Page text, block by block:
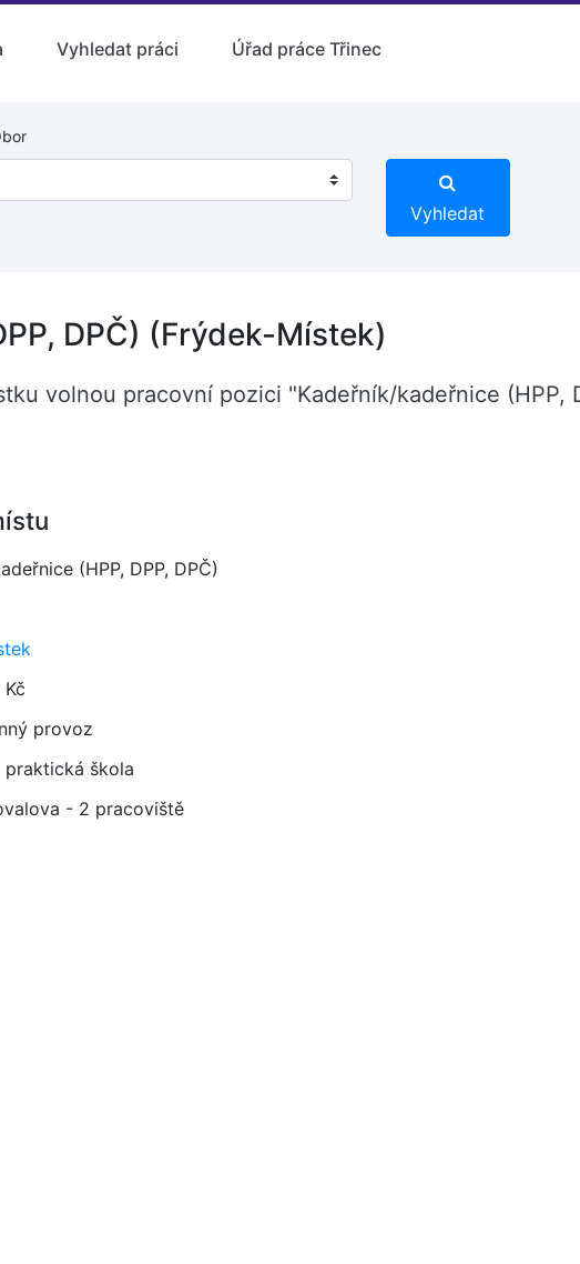
Vyhledat práci Úřad práce Třinec
Vyhledat
DPČ) (Frýdek-Místek)
volnou pracovní pozici "Kadeřník/kadeřnice (HPP,
(HPP, DPP, DPČ)
provoz
praktická škola
- 2 pracoviště